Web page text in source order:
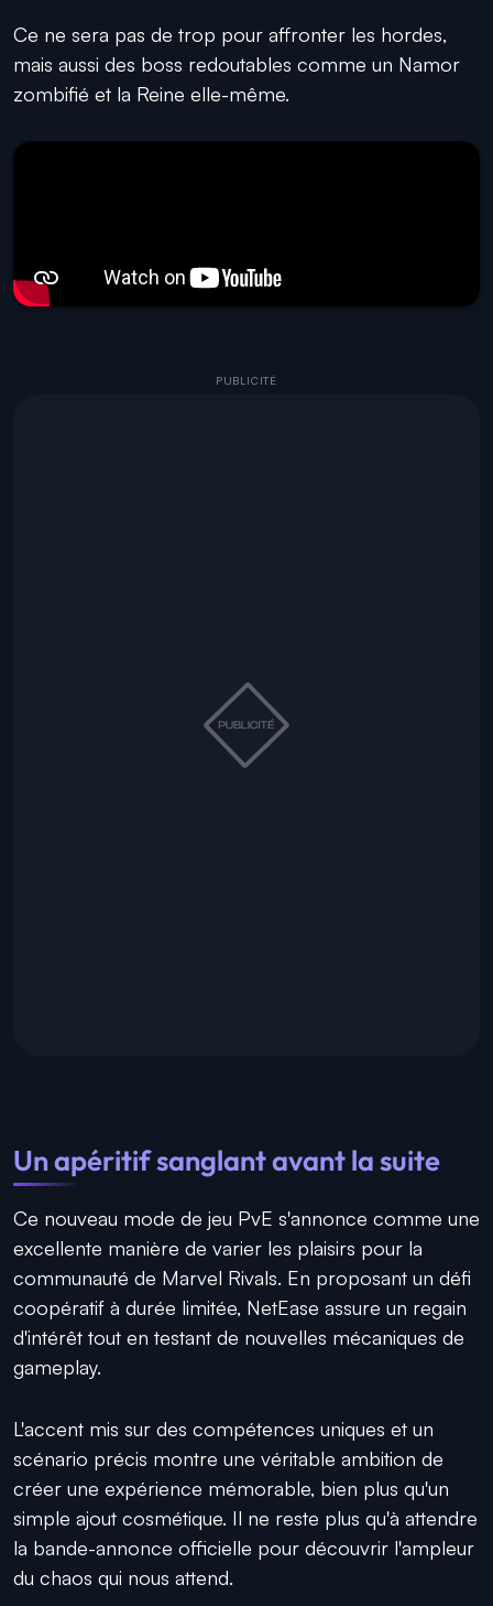
Ce ne sera pas de trop pour affronter les hordes,
mais aussi des boss redoutables comme un Namor
zombifié et la Reine elle-même.
Un apéritif sanglant avant la suite
Ce nouveau mode de jeu PvE s'annonce comme une
excellente manière de varier les plaisirs pour la
communauté de Marvel Rivals. En proposant un défi
coopératif à durée limitée, NetEase assure un regain
d'intérêt tout en testant de nouvelles mécaniques de
gameplay.
L'accent mis sur des compétences uniques et un
scénario précis montre une véritable ambition de
créer une expérience mémorable, bien plus qu'un
simple ajout cosmétique. Il ne reste plus qu'à attendre
la bande-annonce officielle pour découvrir l'ampleur
du chaos qui nous attend.